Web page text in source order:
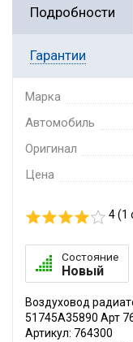
Подробности
Гарантии
Марка
Автомобиль
Оригинал
Цена
4 (1
Состояние
Новый
Воздуховод
51745A35890 Арт
Артикул: 764300